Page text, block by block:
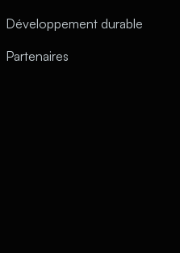
Développement durable
Partenaires